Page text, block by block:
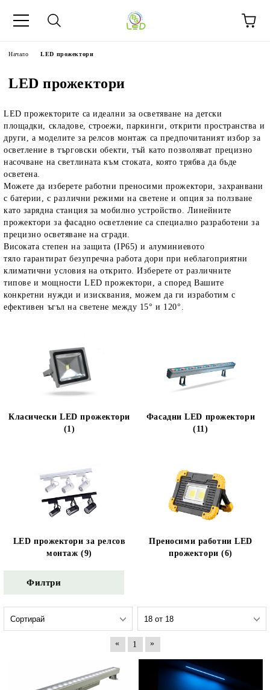
Начало LED прожектори
LED прожектори
LED прожекторите са идеални за осветяване на детски
площадки, складове, строежи, паркинги, открити пространства и
други, а моделите за релсов монтаж са предпочитаният избор за
осветление в търговски обекти, тъй като позволяват прецизно
насочване на светлината към стоката, която трябва да бъде
осветена.
Можете да изберете работни преносими прожектори, захранвани
с батерии, с различни режими на светене и опция за ползване
като зарядна станция за мобилно устройство. Линейните
прожектори за фасадно осветление са специално разработени за
прецизно осветяване на сгради.
Високата степен на защита (IP65) и алуминиевото
тяло гарантират безупречна работа дори при неблагоприятни
климатични условия на открито. Изберете от различните
типове и мощности LED прожектори, а според Вашите
конкретни нужди и изисквания, можем да ги изработим с
ефективен ъгъл на светене между 15° и 120°.
Класически LED прожектори
(1)
Фасадни LED прожектори
(11)
LED прожектори за релсов
монтаж (9)
Преносими работни LED
прожектори (6)
Филтри
« 1 »